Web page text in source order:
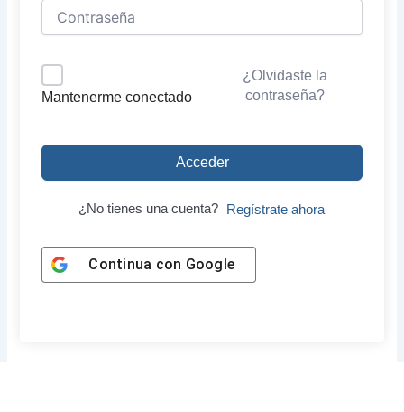
Mantenerme conectado
¿Olvidaste la
contraseña?
Acceder
¿No tienes una cuenta? Regístrate ahora
Continua con Google